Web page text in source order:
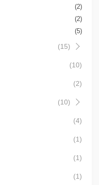
(2)
(2)
(5)
(15)
(10)
(2)
(10)
(4)
(1)
(1)
(1)